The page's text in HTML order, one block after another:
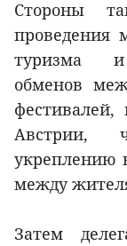
Стороны
проведения
туризма и
обменов
Австрии,
укреплению
между
Затем